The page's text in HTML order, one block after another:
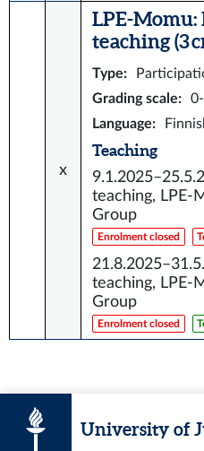
x
LPE-
teaching (3
Type:
Grading scale:
Language:
Teaching
teaching, LPE-
Group
Enrolment closed
teaching, LPE-
Group
Enrolment closed
University of